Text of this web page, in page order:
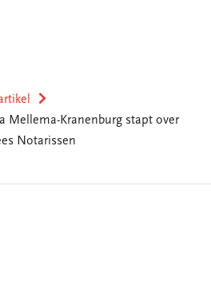
Mellema-Kranenburg stapt over
Notarissen